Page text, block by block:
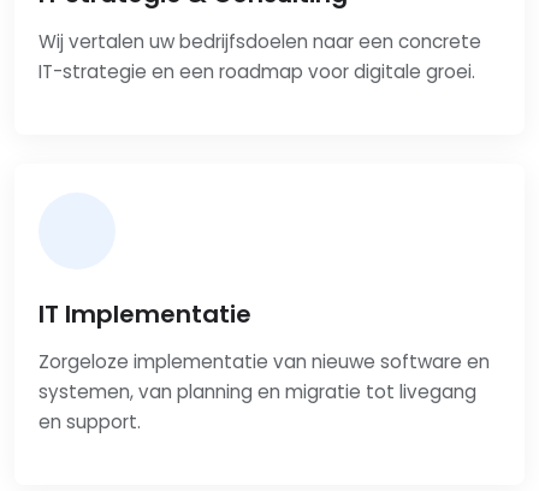
Wij vertalen uw bedrijfsdoelen naar een concrete
IT-strategie en een roadmap voor digitale groei.
IT Implementatie
Zorgeloze implementatie van nieuwe software en
systemen, van planning en migratie tot livegang
en support.